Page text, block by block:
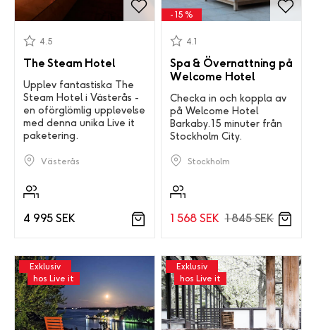
The Steam Hotel
4.5
Upplev fantastiska The
Steam Hotel i Västerås -
en oförglömlig upplevelse
med denna unika Live it
paketering.
Västerås
4 995 SEK
- 15 %
Spa & Övernattning på
Welcome Hotel
4.1
Checka in och koppla av
på Welcome Hotel
Barkaby. 15 minuter från
Stockholm City.
Stockholm
1 568 SEK 1 845 SEK
Exklusiv
hos Live it
Exklusiv
hos Live it